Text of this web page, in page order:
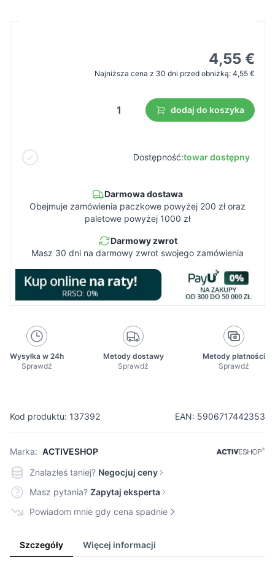
Kod produktu: 137392 EAN: 5906717442353
Marka: ACTIVESHOP
4,55 €
Najniższa cena z 30 dni przed obniżką: 4,55 €
dodaj do koszyka
Dostępność:towar dostępny
Darmowa dostawa
Obejmuje zamówienia paczkowe powyżej 200 zł oraz
paletowe powyżej 1000 zł
Darmowy zwrot
Masz 30 dni na darmowy zwrot swojego zamówienia
Wysyłka w 24h
Sprawdź
Metody dostawy
Sprawdź
Metody płatności
Sprawdź
Znalazłeś taniej? Negocjuj ceny
Masz pytania? Zapytaj eksperta
Powiadom mnie gdy cena spadnie
Szczegóły Więcej informacji